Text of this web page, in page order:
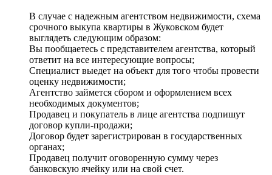
В случае с надежным агентством недвижимости, схема
срочного выкупа квартиры в Жуковском будет
выглядеть следующим образом:
Вы пообщаетесь с представителем агентства, который
ответит на все интересующие вопросы;
Специалист выедет на объект для того чтобы провести
оценку недвижимости;
Агентство займется сбором и оформлением всех
необходимых документов;
Продавец и покупатель в лице агентства подпишут
договор купли-продажи;
Договор будет зарегистрирован в государственных
органах;
Продавец получит оговоренную сумму через
банковскую ячейку или на свой счет.